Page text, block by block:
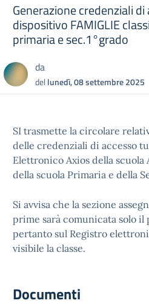
Generazione credenziali di
dispositivo FAMIGLIE
primaria e sec.1°grado
da
dellunedì, 08 settembre 2025
SI trasmette la circolare
delle credenziali di accesso
Elettronico Axios della
della scuola Primaria e della
Si avvisa che la sezione
prime sarà comunicata solo
pertanto sul Registro
visibile la classe.
Documenti